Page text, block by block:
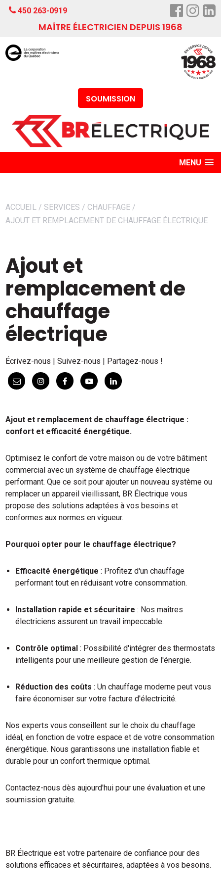
450 263-0919
MAÎTRE ÉLECTRICIEN DEPUIS 1968
SOUMISSION
MENU
ACCUEIL / SERVICES / CHAUFFAGE /
AJOUT ET REMPLACEMENT DE CHAUFFAGE ÉLECTRIQUE
Ajout et
remplacement de
chauffage
électrique
Écrivez-nous | Suivez-nous | Partagez-nous !
Ajout et remplacement de chauffage électrique :
confort et efficacité énergétique.
Optimisez le confort de votre maison ou de votre bâtiment
commercial avec un système de chauffage électrique
performant. Que ce soit pour ajouter un nouveau système ou
remplacer un appareil vieillissant, BR Électrique vous
propose des solutions adaptées à vos besoins et
conformes aux normes en vigueur.
Pourquoi opter pour le chauffage électrique?
Efficacité énergétique : Profitez d'un chauffage
performant tout en réduisant votre consommation.
Installation rapide et sécuritaire : Nos maîtres
électriciens assurent un travail impeccable.
Contrôle optimal : Possibilité d'intégrer des thermostats
intelligents pour une meilleure gestion de l'énergie.
Réduction des coûts : Un chauffage moderne peut vous
faire économiser sur votre facture d'électricité.
Nos experts vous conseillent sur le choix du chauffage
idéal, en fonction de votre espace et de votre consommation
énergétique. Nous garantissons une installation fiable et
durable pour un confort thermique optimal.
Contactez-nous dès aujourd'hui pour une évaluation et une
soumission gratuite.
BR Électrique est votre partenaire de confiance pour des
solutions efficaces et sécuritaires, adaptées à vos besoins.